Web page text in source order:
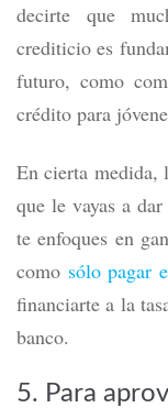
decirte que
crediticio es
futuro, como
crédito para
En cierta medida,
que le vayas a
te enfoques en
como sólo pagar
financiarte a la
banco.
5. Para